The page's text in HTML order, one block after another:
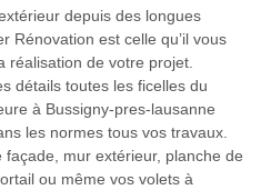
depuis des longues
Rénovation est celle qu’il vous
réalisation de votre projet.
détails toutes les ficelles du
à Bussigny-pres-lausanne
les normes tous vos travaux.
façade, mur extérieur, planche de
ou même vos volets à